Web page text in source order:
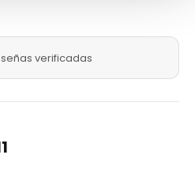
verificadas